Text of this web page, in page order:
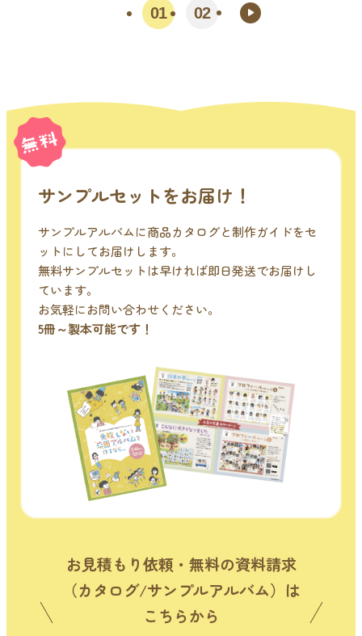
01 02
サンプルセットをお届け！
サンプルアルバムに商品カタログと制作ガイドをセ
ットにしてお届けします。
無料サンプルセットは早ければ即日発送でお届けし
ています。
お気軽にお問い合わせください。
5冊～製本可能です！
お見積もり依頼・無料の資料請求
（カタログ/サンプルアルバム）は
こちらから